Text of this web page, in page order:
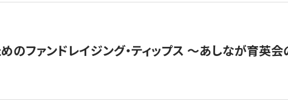
めのファンドレイジング・ティップス 〜あしなが育英